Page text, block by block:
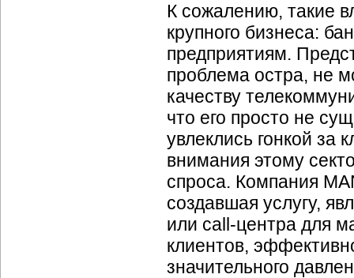
К сожалению, такие
крупного бизнеса:
предприятиям.
проблема остра, не
качеству
что его просто не
увлеклись гонкой за
внимания этому
спроса. Компания
создавшая услугу,
или call-центра для
клиентов,
значительного